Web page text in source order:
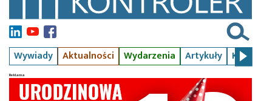
Wywiady Aktualności Wydarzenia Artykuły Kursy